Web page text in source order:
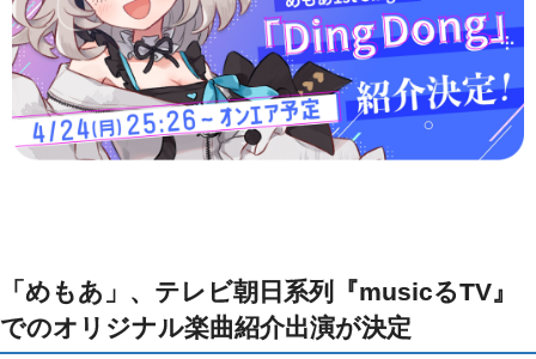
「めもあ」、テレビ朝日系列『musicるTV』
でのオリジナル楽曲紹介出演が決定